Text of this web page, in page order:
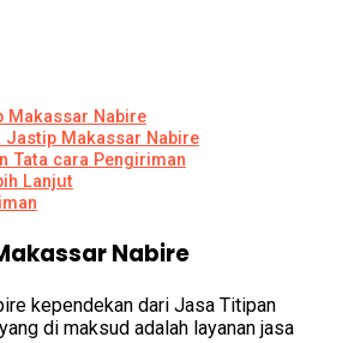
Makassar Nabire
Jastip Makassar Nabire
Tata cara Pengiriman
Lanjut
Nabire
kependekan dari Jasa Titipan
di maksud adalah layanan jasa